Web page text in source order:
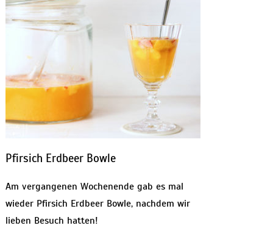
Pfirsich Erdbeer Bowle
Am vergangenen Wochenende gab es mal
wieder Pfirsich Erdbeer Bowle, nachdem wir
lieben Besuch hatten!